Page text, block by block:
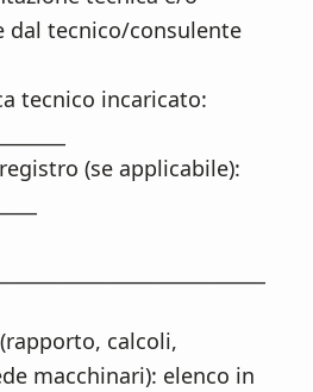
dal tecnico/consulente
tecnico incaricato:
(se applicabile):
calcoli,
macchinari): elenco in